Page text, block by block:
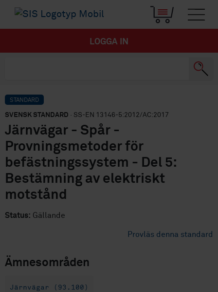
LOGGA IN
STANDARD
SVENSK STANDARD · SS-EN 13146-5:2012/AC:2017
Järnvägar - Spår -
Provningsmetoder för
befästningssystem - Del 5:
Bestämning av elektriskt
motstånd
Status: Gällande
Provläs denna standard
Ämnesområden
Järnvägar (93.100)